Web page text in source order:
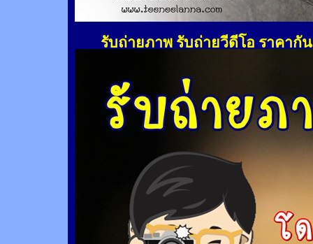
รับถ่ายภาพ รับถ่ายวีดีโอ ราคากั